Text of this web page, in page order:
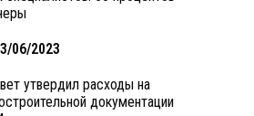
06/2023
утвердил расходы на
документации